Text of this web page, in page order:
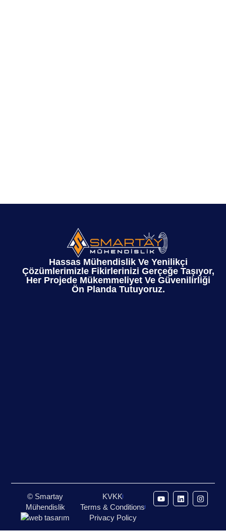
Hassas Mühendislik Ve Yenilikçi
Çözümlerimizle Fikirlerinizi Gerçeğe Taşıyor,
Her Projede Mükemmeliyet Ve Güvenilirliği
Ön Planda Tutuyoruz.
© Smartay
Mühendislik
KVKK
Terms & Conditions
Privacy Policy